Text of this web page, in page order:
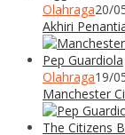
Olahraga20/
Akhiri
Olahraga19/
Manchester